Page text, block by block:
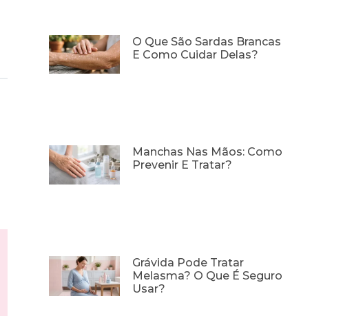
O Que São Sardas Brancas
E Como Cuidar Delas?
Manchas Nas Mãos: Como
Prevenir E Tratar?
Grávida Pode Tratar
Melasma? O Que É Seguro
Usar?